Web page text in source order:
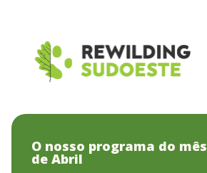
O nosso programa do mês
de Abril